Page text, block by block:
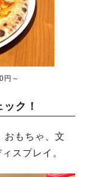
円～
ク！
おもちゃ、文
スプレイ。